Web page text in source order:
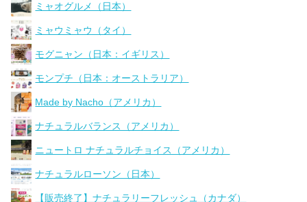
ミャオグルメ（日本）
ミャウミャウ（タイ）
モグニャン（日本：イギリス）
モンプチ（日本：オーストラリア）
Made by Nacho（アメリカ）
ナチュラルバランス（アメリカ）
ニュートロ ナチュラルチョイス（アメリカ）
ナチュラルローソン（日本）
【販売終了】ナチュラリーフレッシュ（カナダ）